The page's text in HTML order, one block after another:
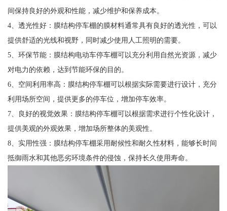
间保持良好的外观和性能，减少维护和保养成本。
4、透光性好：膜结构停车棚的膜材料通常具有良好的透光性，可以
提供舒适的光线和视野，同时减少使用人工照明的需要。
5、环保节能：膜结构电动车停车棚可以充分利用自然光资源，减少
对电力的依赖，达到节能环保的目的。
6、空间利用率高：膜结构停车棚可以根据实际需要进行设计，充分
利用场所空间，提供更多的停车位，增加停车效率。
7、良好的视觉效果：膜结构停车棚可以根据需求进行个性化设计，
提供美观的外观效果，增加场所整体的美观性。
8、实用性强：膜结构停车棚采用耐候性和耐久性材料，能够长时间
抵御雨水和其他恶劣环境条件的侵蚀，保持长久使用寿命。